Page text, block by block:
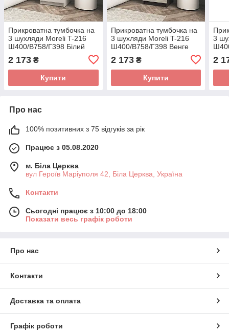
Прикроватна тумбочка на
3 шухляди Moreli T-216
Ш400/В758/Г398 Білий
2 173 ₴
Купити
Прикроватна тумбочка на
3 шухляди Moreli T-216
Ш400/В758/Г398 Венге
2 173₴
Купити
3
2
Про нас
100% позитивних з 75 відгуків за рік
Працює з 05.08.2020
м. Біла Церква
вул Героїв Маріуполя 42, Біла Церква, Україна
Контакти
Сьогодні працює з 10:00 до 18:00
Показати весь графік роботи
Про нас
Контакти
Доставка та оплата
Графік роботи